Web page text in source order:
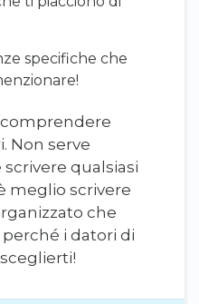
specifiche che
Non serve
qualsiasi
meglio scrivere
che
i datori di